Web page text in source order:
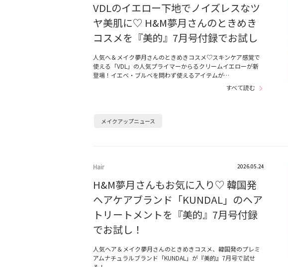
VDLのイエロー下地でノイズレスなツ
ヤ美肌に♡ H&M夢月さんのときめき
コスメを『美的』7月号付録でお試し
人気へ＆メイク夢月さんのときめきコスメ♡スキンケア感覚で
使える「VDL」の人気プライマーからるクリームイエローが新
登場！イエベ・ブルベを問わず使えるアイテムが…
すべて読む
メイクアップニュース
Hair 2026.05.24
H&M夢月さんもお気に入り♡ 韓国発
ヘアケアブランド「KUNDAL」のヘア
トリートメントを『美的』7月号付録
でお試し！
人気ヘア＆メイク夢月さんのときめきコスメ、韓国発のプレミ
アムナチュラルブランド「KUNDAL」が『美的』7月号で試せ